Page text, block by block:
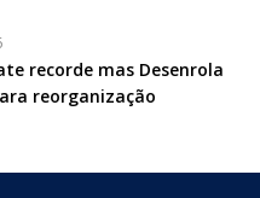
recorde mas Desenrola
reorganização